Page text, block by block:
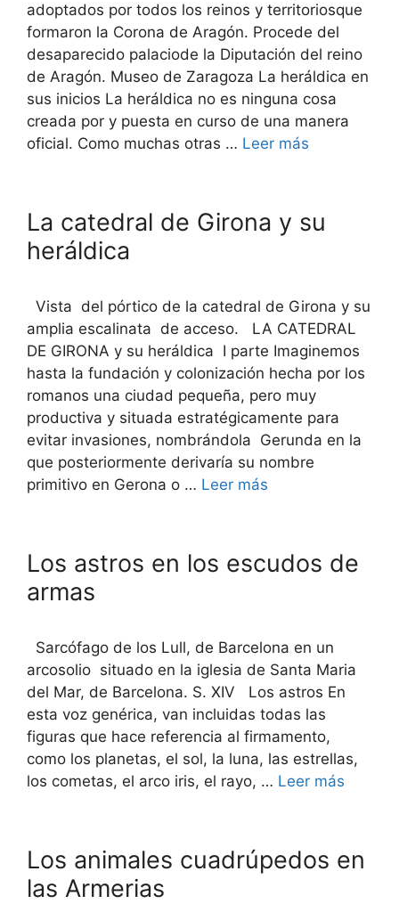
adoptados por todos los reinos y territoriosque
formaron la Corona de Aragón. Procede del
desaparecido palaciode la Diputación del reino
de Aragón. Museo de Zaragoza La heráldica en
sus inicios La heráldica no es ninguna cosa
creada por y puesta en curso de una manera
oficial. Como muchas otras … Leer más
La catedral de Girona y su
heráldica
Vista del pórtico de la catedral de Girona y su
amplia escalinata de acceso. LA CATEDRAL
DE GIRONA y su heráldica I parte Imaginemos
hasta la fundación y colonización hecha por los
romanos una ciudad pequeña, pero muy
productiva y situada estratégicamente para
evitar invasiones, nombrándola Gerunda en la
que posteriormente derivaría su nombre
primitivo en Gerona o … Leer más
Los astros en los escudos de
armas
Sarcófago de los Lull, de Barcelona en un
arcosolio situado en la iglesia de Santa Maria
del Mar, de Barcelona. S. XIV Los astros En
esta voz genérica, van incluidas todas las
figuras que hace referencia al firmamento,
como los planetas, el sol, la luna, las estrellas,
los cometas, el arco iris, el rayo, … Leer más
Los animales cuadrúpedos en
las Armerias